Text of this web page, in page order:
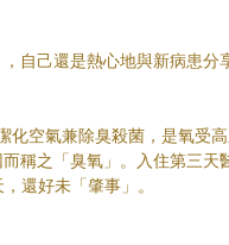
自己還是熱心地與新病患分
空氣兼除臭殺菌，是氧受
稱之「臭氧」。入住第三
還好未「肇事」。